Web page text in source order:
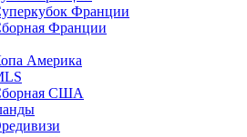
Франции
Франции
Америка
США